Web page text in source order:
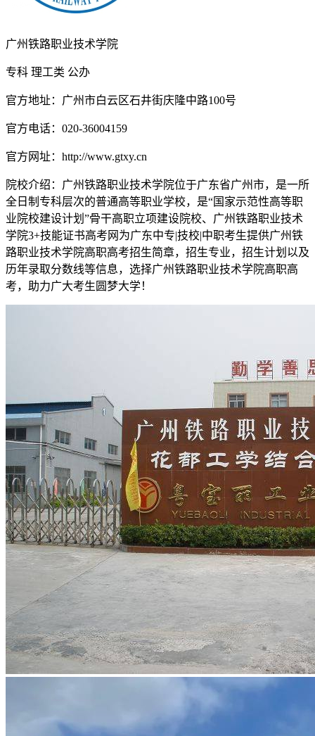
广州铁路职业技术学院
专科 理工类 公办
官方地址：广州市白云区石井街庆隆中路100号
官方电话：020-36004159
官方网址：http://www.gtxy.cn
院校介绍： 广州铁路职业技术学院位于广东省广州市，是一所
全日制专科层次的普通高等职业学校，是“国家示范性高等职
业院校建设计划”骨干高职立项建设院校、广州铁路职业技术
学院3+技能证书高考网为广东中专|技校|中职考生提供广州铁
路职业技术学院高职高考招生简章，招生专业，招生计划以及
历年录取分数线等信息，选择广州铁路职业技术学院高职高
考，助力广大考生圆梦大学！